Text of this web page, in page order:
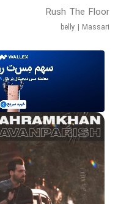
Rush The Floor
belly | Massari